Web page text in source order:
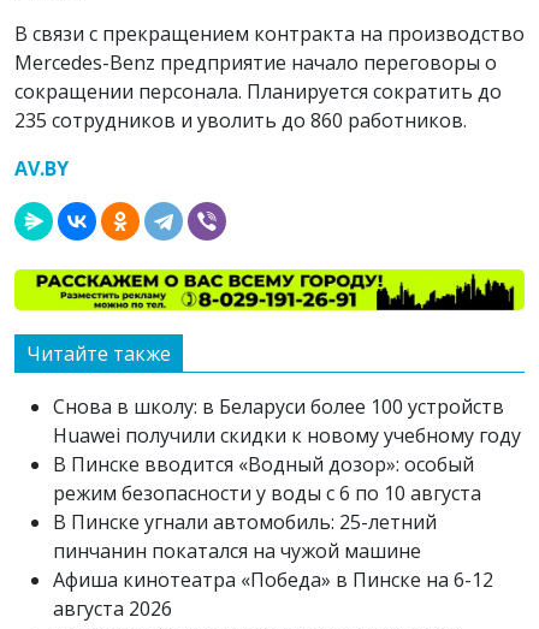
В связи с прекращением контракта на производство
Mercedes-Benz предприятие начало переговоры о
сокращении персонала. Планируется сократить до
235 сотрудников и уволить до 860 работников.
AV.BY
Читайте также
Снова в школу: в Беларуси более 100 устройств
Huawei получили скидки к новому учебному году
В Пинске вводится «Водный дозор»: особый
режим безопасности у воды с 6 по 10 августа
В Пинске угнали автомобиль: 25-летний
пинчанин покатался на чужой машине
Афиша кинотеатра «Победа» в Пинске на 6-12
августа 2026